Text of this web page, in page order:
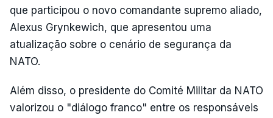
que participou o novo comandante supremo aliado,
Alexus Grynkewich, que apresentou uma
atualização sobre o cenário de segurança da
NATO.
Além disso, o presidente do Comité Militar da NATO
valorizou o "diálogo franco" entre os responsáveis